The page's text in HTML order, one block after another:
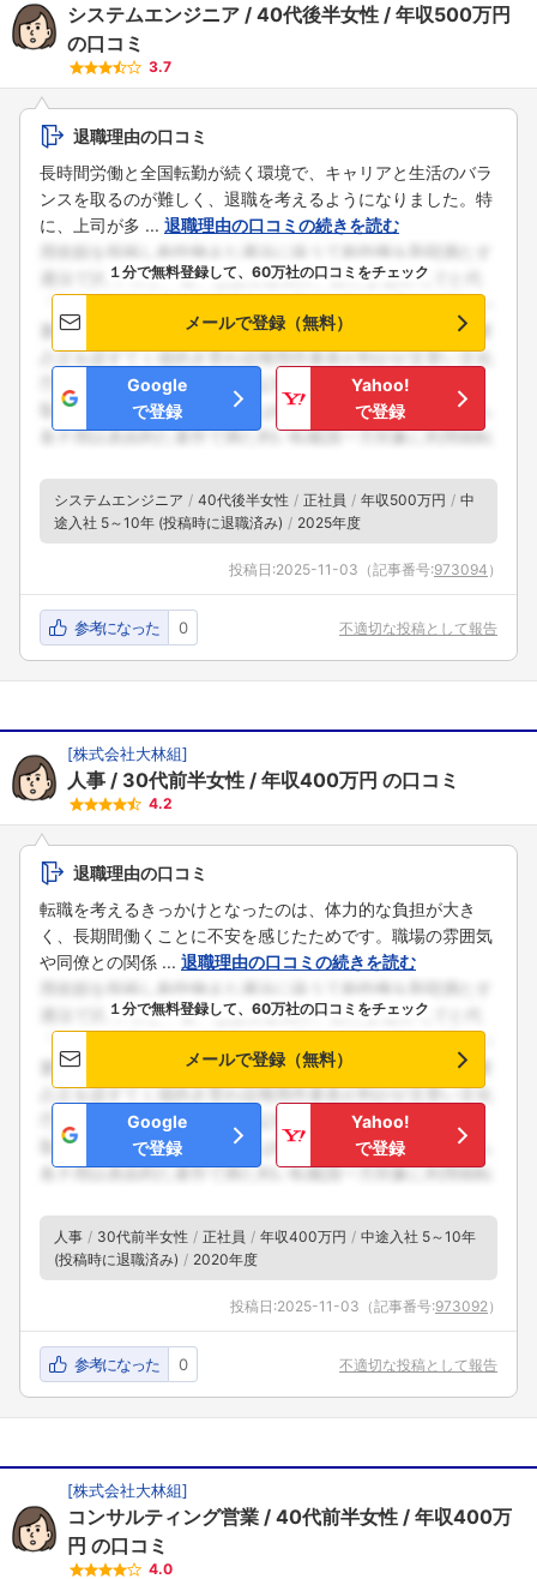
システムエンジニア 40代後半女性
年収500万円
の口コミ
3.7
退職理由の口コミ
長時間労働と全国転勤が続く環境で、キャリアと生活のバラ
ンスを取るのが難しく、退職を考えるようになりました。特
に、上司が多 ... 退職理由の口コミの続きを読む
１分で無料登録して、60万社の口コミをチェック
メールで登録（無料）
Google
で登録
Yahoo!
で登録
システムエンジニア 40代後半女性 正社員 年収500万円
中
途入社 5～10年 (投稿時に退職済み)
2025年度
投稿日:2025-11-03 （記事番号:973094 ）
参考になった 0 不適切な投稿として報告
[株式会社大林組]
人事 30代前半女性 年収400万円 の口コミ
4.2
退職理由の口コミ
転職を考えるきっかけとなったのは、体力的な負担が大き
く、長期間働くことに不安を感じたためです。職場の雰囲気
や同僚との関係 ... 退職理由の口コミの続きを読む
１分で無料登録して、60万社の口コミをチェック
メールで登録（無料）
Google
で登録
Yahoo!
で登録
人事 30代前半女性 正社員 年収400万円
中途入社 5～10年
(投稿時に退職済み)
2020年度
投稿日:2025-11-03 （記事番号:973092 ）
参考になった 0 不適切な投稿として報告
[株式会社大林組]
コンサルティング営業 40代前半女性
年収400万
円 の口コミ
4.0